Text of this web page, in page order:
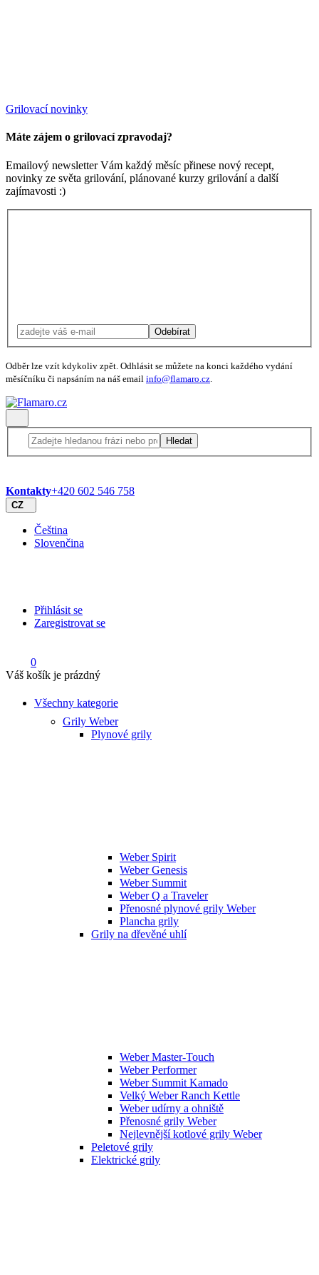
Grilovací novinky
Máte zájem o grilovací zpravodaj?
Emailový newsletter Vám každý měsíc přinese nový recept,
novinky ze světa grilování, plánované kurzy grilování a další
zajímavosti :)
Odebírat
Odběr lze vzít kdykoliv zpět. Odhlásit se můžete na konci každého vydání
měsíčníku či napsáním na náš email info@flamaro.cz.
Hledat
Kontakty+420 602 546 758
CZ
Čeština
Slovenčina
Přihlásit se
Zaregistrovat se
0
Váš košík je prázdný
Všechny kategorie
Grily Weber
Plynové grily
Weber Spirit
Weber Genesis
Weber Summit
Weber Q a Traveler
Přenosné plynové grily Weber
Plancha grily
Grily na dřevěné uhlí
Weber Master-Touch
Weber Performer
Weber Summit Kamado
Velký Weber Ranch Kettle
Weber udírny a ohniště
Přenosné grily Weber
Nejlevnější kotlové grily Weber
Peletové grily
Elektrické grily